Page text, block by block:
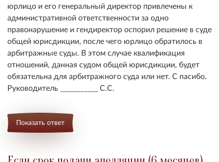
юрлицо и его генеральный директор привлечены к
административной ответственности за одно
правонарушение и гендиректор оспорил решение в суде
общей юрисдикции, после чего юрлицо обратилось в
арбитражные суды. В этом случае квалификация
отношений, данная судом общей юрисдикции, будет
обязательна для арбитражного суда или нет. С пасибо.
Руководитель ___________ С.С.
Показать ответ